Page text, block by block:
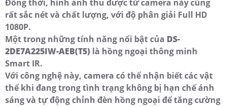
Đồng thời, hình ảnh thu được từ camera này cũng
rất sắc nét và chất lượng, với độ phân giải Full HD
1080P.
Một trong những tính năng nổi bật của DS-
2DE7A225IW-AEB(T5) là hồng ngoại thông minh
Smart IR.
Với công nghệ này, camera có thể nhận biết các vật
thể khi đang trong tình trạng không bị hạn chế ánh
sáng và tự động chỉnh đèn hồng ngoại để tăng cường